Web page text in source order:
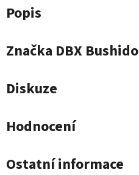
Popis
Značka DBX Bushido
Diskuze
Hodnocení
Ostatní informace